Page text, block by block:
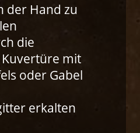
der Hand zu
die
mit
oder Gabel
erkalten